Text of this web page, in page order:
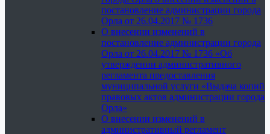
постановление администрации города
Орла от 26.04.2017 № 1736
О внесении изменений в
постановление администрации города
Орла от 26.04.2017 № 1736 «Об
утверждении административного
регламента предоставления
муниципальной услуги «Выдача копий
правовых актов администрации города
Орла»
О внесении изменений в
административный регламент